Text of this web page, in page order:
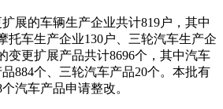
展的车辆生产企业共计819户，其中
托车生产企业130户、三轮汽车生产企
变更扩展产品共计8696个，其中汽车
884个、三轮汽车产品20个。本批有
汽车产品申请整改。